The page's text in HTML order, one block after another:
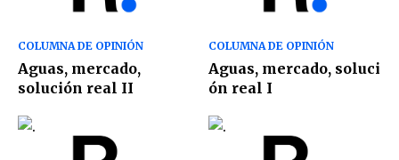
COLUMNA DE OPINIÓN
Aguas, mercado,
solución real II
COLUMNA DE OPINIÓN
Aguas, mercado, soluci
ón real I